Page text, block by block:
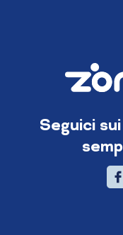
Seguici